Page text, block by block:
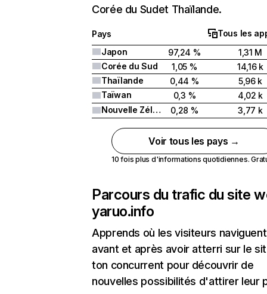
Corée du Sudet Thaïlande.
Pays
Tous les
Japon
97,24 %
1,31 M
Corée du Sud
1,05 %
14,16 k
Thaïlande
0,44 %
5,96 k
Taïwan
0,3 %
4,02 k
Nouvelle Zélande
0,28 % 3,77 k
Voir tous les pays →
10 fois plus d'informations quotidiennes.
Parcours du trafic du site
yaruo.info
Apprends où les visiteurs naviguent
avant et après avoir atterri sur le
ton concurrent pour découvrir de
nouvelles possibilités d'attirer leur